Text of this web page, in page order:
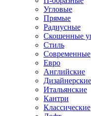
Угловые
Прямые
Радиусные
Скошенные
Стиль
Современные
Евро
Английские
Дизайнерские
Итальянские
Кантри
Классические